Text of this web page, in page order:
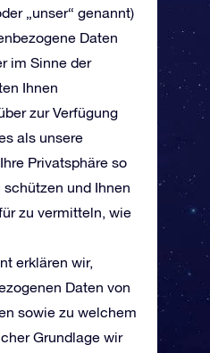
„unser“ genannt)
Daten
im Sinne der
Ihnen
zur Verfügung
als unsere
Privatsphäre so
und Ihnen
zu vermitteln, wie
erklären wir,
Daten von
sowie zu welchem
Grundlage wir